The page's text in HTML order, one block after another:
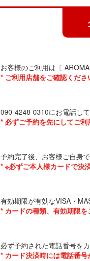
お客様のご利用は〔
* ご利用店舗をご確認くださ
090-4248-0310にお電話し
* 必ずご予約を先にしてご
予約完了後、お客様ご自身
* ※必ずご本人様カードで決
有効期限が有効なVISA・
* カードの種類、有効期限を
必ず予約された電話番号を
* カード決済時には電話番号